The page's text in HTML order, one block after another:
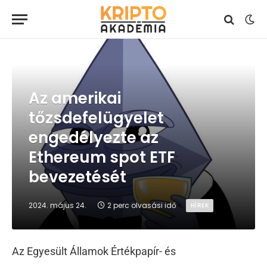
Az amerikai
tőzsdefelügyelet
engedélyezte az
Ethereum spot ETF
bevezetését
2024. május 24. 2 perc olvasási idő HÍREK
Az Egyesült Államok Értékpapír- és